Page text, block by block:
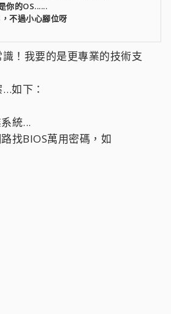
你的OS......
不過小心腳位呀
！我要的是更專業的技術支
如下：
統...
找BIOS萬用密碼，如